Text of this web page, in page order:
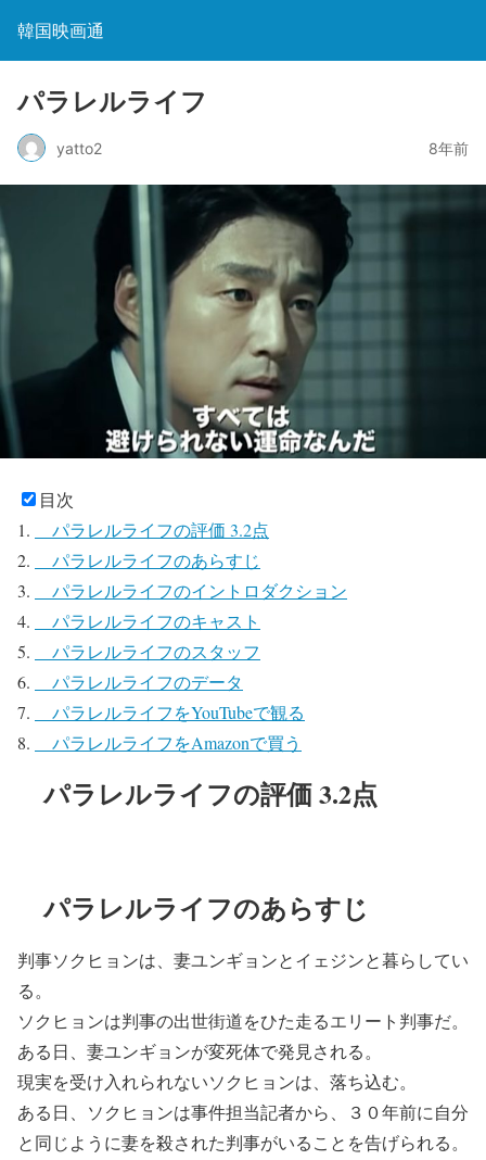
韓国映画通
パラレルライフ
yatto2 8年前
目次
パラレルライフの評価 3.2点
パラレルライフのあらすじ
パラレルライフのイントロダクション
パラレルライフのキャスト
パラレルライフのスタッフ
パラレルライフのデータ
パラレルライフをYouTubeで観る
パラレルライフをAmazonで買う
パラレルライフの評価 3.2点
パラレルライフのあらすじ
判事ソクヒョンは、妻ユンギョンとイェジンと暮らしてい
る。
ソクヒョンは判事の出世街道をひた走るエリート判事だ。
ある日、妻ユンギョンが変死体で発見される。
現実を受け入れられないソクヒョンは、落ち込む。
ある日、ソクヒョンは事件担当記者から、３０年前に自分
と同じように妻を殺された判事がいることを告げられる。